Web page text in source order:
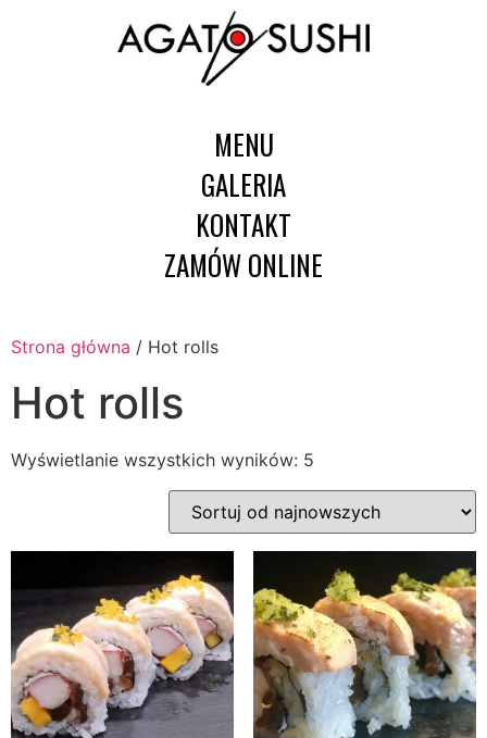
MENU
GALERIA
KONTAKT
ZAMÓW ONLINE
Strona główna / Hot rolls
Hot rolls
Wyświetlanie wszystkich wyników: 5